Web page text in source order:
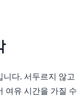
다. 서두르지 않고
여유 시간을 가질 수